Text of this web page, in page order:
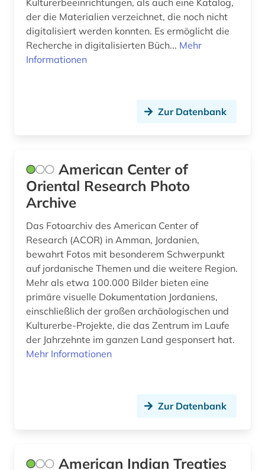
enzyklopädie (1)
ephemera (1)
erinnerung (1)
ethnographie (1)
ethnologe (1)
ethnologischer film (5)
etudes africaines (1)
europa (1)
europäische ethnologie (2)
examensarbeit (1)
exil (1)
fachinformationsdienst (1)
Suedosteuropa (2)
Thueringen (1)
Ukraine (2)
Kulturerbeeinrichtungen, als auch eine Katalog,
der die Materialien verzeichnet, die noch nicht
digitalisiert werden konnten. Es ermöglicht die
Recherche in digitalisierten Büch... Mehr
Informationen
Zur Datenbank
American Center of
Oriental Research Photo
Archive
Das Fotoarchiv des American Center of
Research (ACOR) in Amman, Jordanien,
bewahrt Fotos mit besonderem Schwerpunkt
auf jordanische Themen und die weitere Region.
Mehr als etwa 100.000 Bilder bieten eine
primäre visuelle Dokumentation Jordaniens,
einschließlich der großen archäologischen und
Kulturerbe-Projekte, die das Zentrum im Laufe
der Jahrzehnte im ganzen Land gesponsert hat.
Mehr Informationen
Zur Datenbank
American Indian Treaties